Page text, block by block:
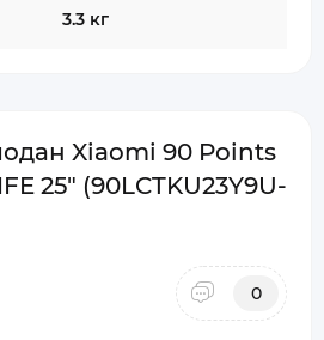
3.3 кг
Xiaomi 90 Points
25" (90LCTKU23Y9U-
0